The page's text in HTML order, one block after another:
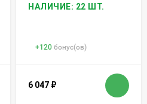
НАЛИЧИЕ: 22 ШТ.
+120 бонус(ов)
6 047 ₽